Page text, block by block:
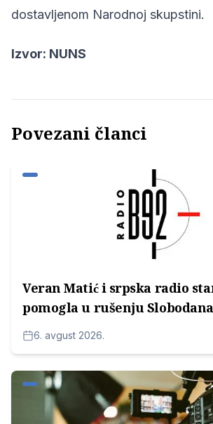
dostavljenom Narodnoj skupstini.
Izvor: NUNS
Povezani članci
Veran Matić i srpska radio
pomogla u rušenju
6. avgust 2026.